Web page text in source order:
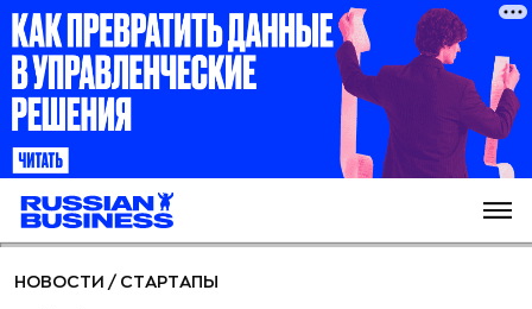
НОВОСТИ / СТАРТАПЫ